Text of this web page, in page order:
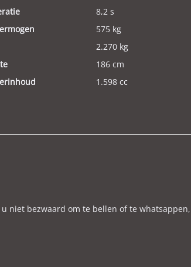
8,2 s
575 kg
2.270 kg
186 cm
1.598 cc
tot
2025
22%
niet bezwaard om te bellen of te